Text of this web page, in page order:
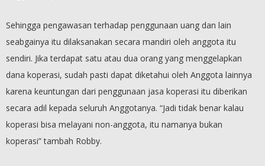
Sehingga pengawasan terhadap penggunaan uang dan lain
seabgainya itu dilaksanakan secara mandiri oleh anggota itu
sendiri. Jika terdapat satu atau dua orang yang menggelapkan
dana koperasi, sudah pasti dapat diketahui oleh Anggota lainnya
karena keuntungan dari penggunaan jasa koperasi itu diberikan
secara adil kepada seluruh Anggotanya. “Jadi tidak benar kalau
koperasi bisa melayani non-anggota, itu namanya bukan
koperasi” tambah Robby.